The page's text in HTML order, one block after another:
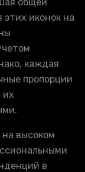
иконок на
каждая
пропорции
их
высоком
в